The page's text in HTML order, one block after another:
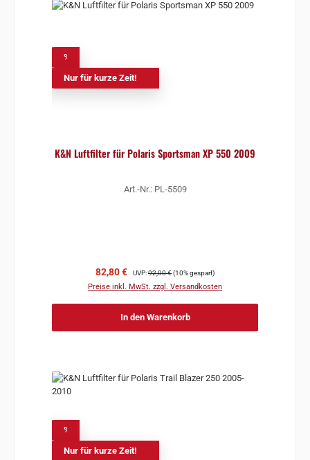
Nur für kurze Zeit!
K&N Luftfilter für Polaris Sportsman XP 550 2009
Art.-Nr.: PL-5509
Verkaufspreis:
82,80 € Regulärer Preis:
UVP:92,00 €(10% gespart)
Preise inkl. MwSt. zzgl. Versandkosten
In den Warenkorb
Nur für kurze Zeit!